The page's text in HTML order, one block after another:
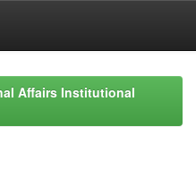
Affairs Institutional